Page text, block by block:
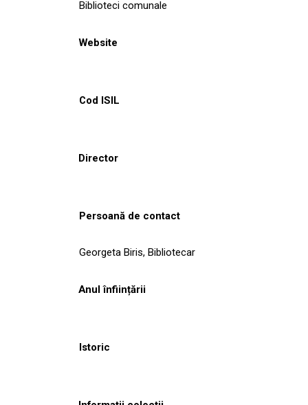
Biblioteci comunale
Website
Cod ISIL
Director
Persoană de contact
Georgeta Biris, Bibliotecar
Anul înființării
Istoric